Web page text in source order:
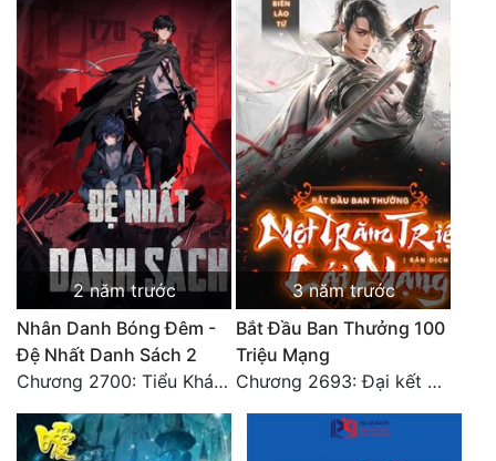
Phong Thủy - Tâm Linh
Phương Tây
Phản Phái
Quan Trường
Quân Sự
Sảng Văn
Sắc
Sủng
Thanh Xuân
Tiên Hiệp
2 năm trước
Nhân Danh Bóng Đêm -
Đệ Nhất Danh Sách 2
Chương 2700: Tiểu Khánh Trần
3 năm trước
Bắt Đầu Ban Thưởng 100
Triệu Mạng
Chương 2693: Đại kết cục